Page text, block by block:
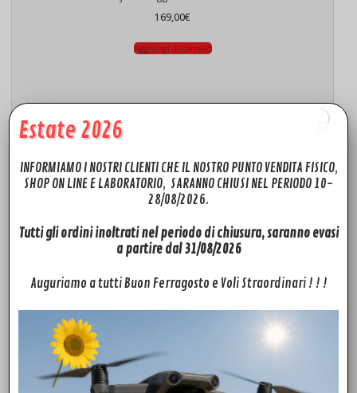
169,00€
Aggiungi al carrello
DJI Cavo Motore di Messa a Fuoco/Ricerca Distanze LiDAR
Estate 2026
INFORMIAMO I NOSTRI CLIENTI CHE IL NOSTRO PUNTO VENDITA FISICO,
SHOP ON LINE E LABORATORIO, SARANNO CHIUSI NEL PERIODO 10-
28/08/2026.
Tutti gli ordini inoltrati nel periodo di chiusura, saranno evasi
a partire dal 31/08/2026
Auguriamo a tutti Buon Ferragosto e Voli Straordinari ! ! !